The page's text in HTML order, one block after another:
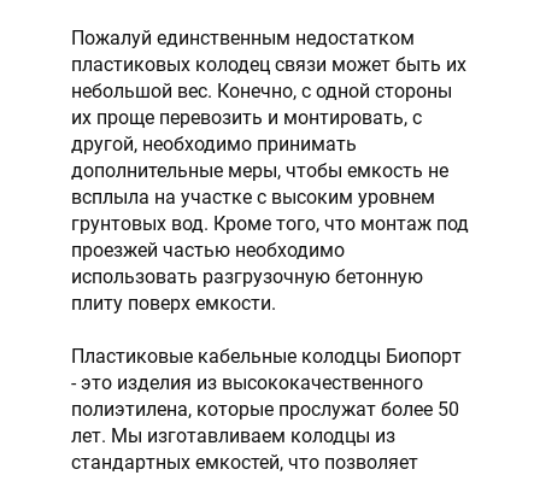
Пожалуй единственным недостатком
пластиковых колодец связи может быть их
небольшой вес. Конечно, с одной стороны
их проще перевозить и монтировать, с
другой, необходимо принимать
дополнительные меры, чтобы емкость не
всплыла на участке с высоким уровнем
грунтовых вод. Кроме того, что монтаж под
проезжей частью необходимо
использовать разгрузочную бетонную
плиту поверх емкости.
Пластиковые кабельные колодцы Биопорт
- это изделия из высококачественного
полиэтилена, которые прослужат более 50
лет. Мы изготавливаем колодцы из
стандартных емкостей, что позволяет